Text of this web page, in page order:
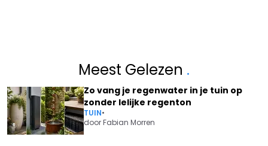
Meest Gelezen .
Zo vang je regenwater in je tuin op
zonder lelijke regenton
TUIN•
doorFabian Morren